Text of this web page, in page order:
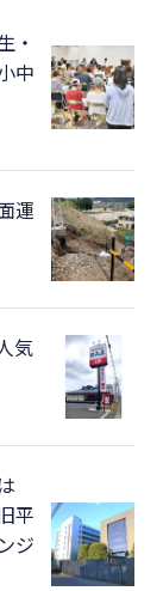
・
中
運
気
平
ジ